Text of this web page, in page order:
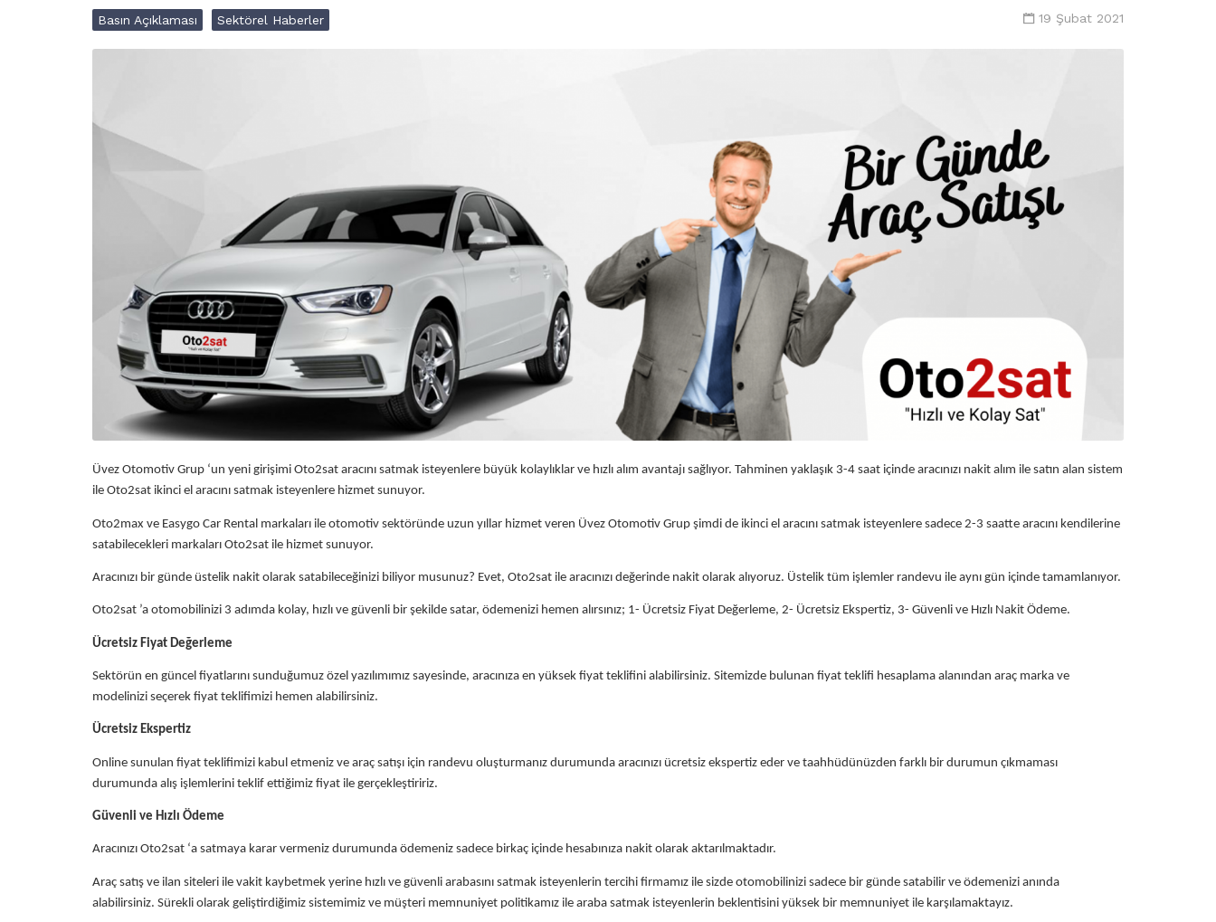
19 Şubat 2021
Basın Açıklaması Sektörel Haberler
Üvez Otomotiv Grup ‘un yeni girişimi Oto2sat aracını satmak isteyenlere büyük kolaylıklar ve hızlı alım avantajı sağlıyor. Tahminen yaklaşık 3-4 saat içinde aracınızı nakit alım ile satın alan sistem
ile Oto2sat ikinci el aracını satmak isteyenlere hizmet sunuyor.
Oto2max ve Easygo Car Rental markaları ile otomotiv sektöründe uzun yıllar hizmet veren Üvez Otomotiv Grup şimdi de ikinci el aracını satmak isteyenlere sadece 2-3 saatte aracını kendilerine
satabilecekleri markaları Oto2sat ile hizmet sunuyor.
Aracınızı bir günde üstelik nakit olarak satabileceğinizi biliyor musunuz? Evet, Oto2sat ile aracınızı değerinde nakit olarak alıyoruz. Üstelik tüm işlemler randevu ile aynı gün içinde tamamlanıyor.
Oto2sat ’a otomobilinizi 3 adımda kolay, hızlı ve güvenli bir şekilde satar, ödemenizi hemen alırsınız; 1- Ücretsiz Fiyat Değerleme, 2- Ücretsiz Ekspertiz, 3- Güvenli ve Hızlı Nakit Ödeme.
Ücretsiz Fiyat Değerleme
Sektörün en güncel fiyatlarını sunduğumuz özel yazılımımız sayesinde, aracınıza en yüksek fiyat teklifini alabilirsiniz. Sitemizde bulunan fiyat teklifi hesaplama alanından araç marka ve
modelinizi seçerek fiyat teklifimizi hemen alabilirsiniz.
Ücretsiz Ekspertiz
Online sunulan fiyat teklifimizi kabul etmeniz ve araç satışı için randevu oluşturmanız durumunda aracınızı ücretsiz ekspertiz eder ve taahhüdünüzden farklı bir durumun çıkmaması
durumunda alış işlemlerini teklif ettiğimiz fiyat ile gerçekleştiririz.
Güvenli ve Hızlı Ödeme
Aracınızı Oto2sat ‘a satmaya karar vermeniz durumunda ödemeniz sadece birkaç içinde hesabınıza nakit olarak aktarılmaktadır.
Araç satış ve ilan siteleri ile vakit kaybetmek yerine hızlı ve güvenli arabasını satmak isteyenlerin tercihi firmamız ile sizde otomobilinizi sadece bir günde satabilir ve ödemenizi anında
alabilirsiniz. Sürekli olarak geliştirdiğimiz sistemimiz ve müşteri memnuniyet politikamız ile araba satmak isteyenlerin beklentisini yüksek bir memnuniyet ile karşılamaktayız.